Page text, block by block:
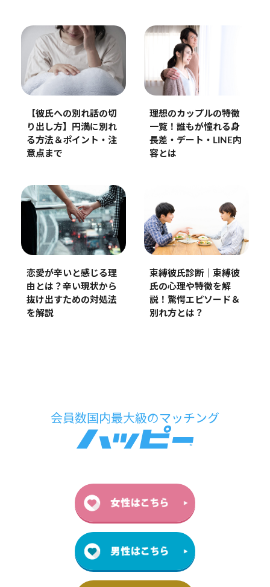
【彼氏への別れ話の切
り出し方】円満に別れ
る方法＆ポイント・注
意点まで
理想のカップルの特徴
一覧！誰もが憧れる身
長差・デート・LINE内
容とは
恋愛が辛いと感じる理
由とは？辛い現状から
抜け出すための対処法
を解説
束縛彼氏診断｜束縛彼
氏の心理や特徴を解
説！驚愕エピソード＆
別れ方とは？